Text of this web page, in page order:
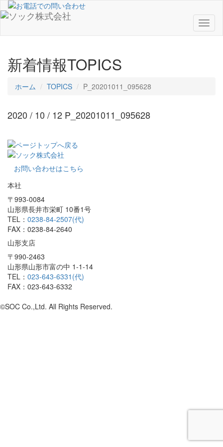
新着情報TOPICS
ホーム TOPICS P_20201011_095628
2020 / 10 / 12 P_20201011_095628
お問い合わせはこちら
本社
〒993-0084
山形県長井市栄町 10番1号
TEL： 0238-84-2507(代)
FAX：0238-84-2640
山形支店
〒990-2463
山形県山形市富の中 1-1-14
TEL： 023-643-6331(代)
FAX：023-643-6332
©SOC Co.,Ltd. All Rights Reserved.